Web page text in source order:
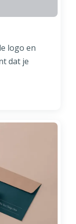
logo en
dat je